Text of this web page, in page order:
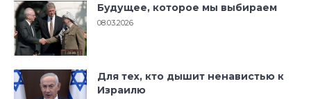
Будущее, которое мы выбираем
08.03.2026
Для тех, кто дышит ненавистью к
Израилю